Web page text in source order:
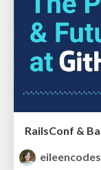
eileencodes